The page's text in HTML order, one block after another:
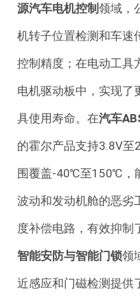
源汽车电机控制 领域，
机转子位置检测和车速
控制精度；在电动工具
电机驱动板中，实现了
具使用寿命。在汽车
的霍尔产品支持3.8V
围覆盖-40℃至150℃，
波动和发动机舱的恶劣
度补偿电路，有效抑制
智能安防与智能门锁领
近感应和门磁检测提供